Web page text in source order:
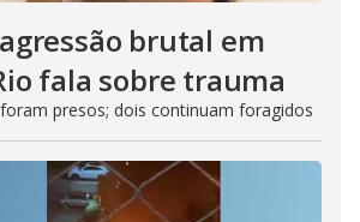
brutal em
fala sobre trauma
presos; dois continuam foragidos